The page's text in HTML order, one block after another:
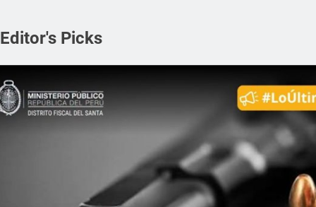
Editor's Picks